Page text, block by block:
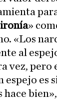
ironía»
«Los
al
vez, pero
espejo es
hace